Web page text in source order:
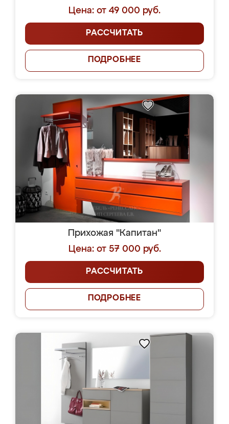
Цена: от 49 000 руб.
РАССЧИТАТЬ
ПОДРОБНЕЕ
Прихожая "Капитан"
Цена: от 57 000 руб.
РАССЧИТАТЬ
ПОДРОБНЕЕ